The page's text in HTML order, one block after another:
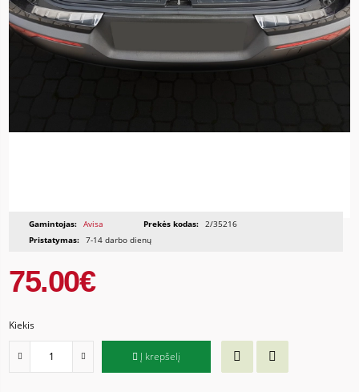
Gamintojas: Avisa Prekės kodas: 2/35216
Pristatymas: 7-14 darbo dienų
75.00€
Kiekis
Į krepšelį